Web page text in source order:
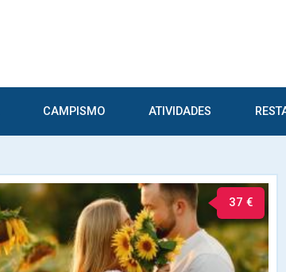
CAMPISMO ATIVIDADES
37 €